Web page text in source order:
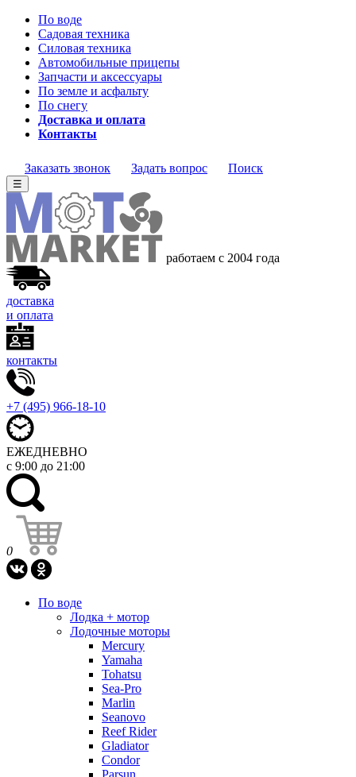
По воде
Садовая техника
Силовая техника
Автомобильные прицепы
Запчасти и аксессуары
По земле и асфальту
По снегу
Доставка и оплата
Контакты
Заказать звонок Задать вопрос Поиск
☰
работаем с 2004 года
доставка
и оплата
контакты
+7 (495) 966-18-10
ЕЖЕДНЕВНО
с 9:00 до 21:00
0
По воде
Лодка + мотор
Лодочные моторы
Mercury
Yamaha
Tohatsu
Sea-Pro
Marlin
Seanovo
Reef Rider
Gladiator
Condor
Parsun